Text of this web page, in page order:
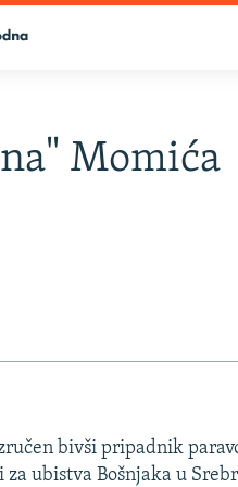
Momića
bivši pripadnik
ubistva Bošnjaka u